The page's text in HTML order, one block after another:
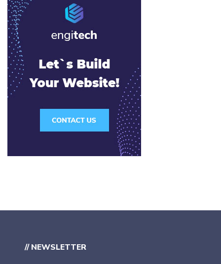
// NEWSLETTER